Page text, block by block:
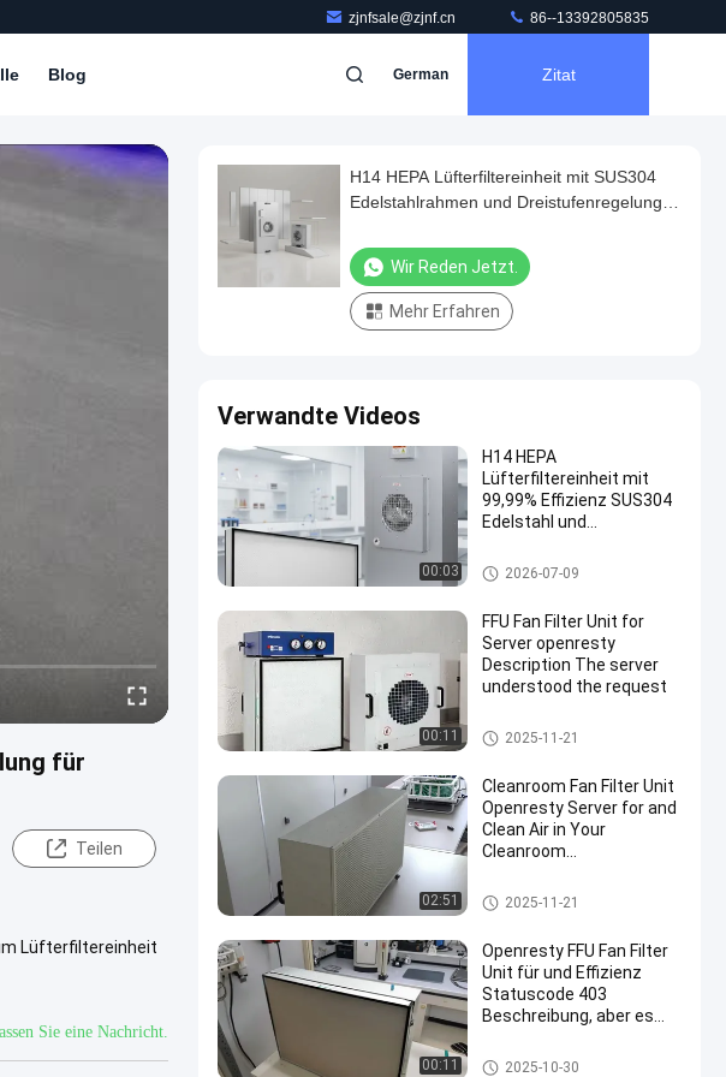
zjnfsale@zjnf.cn 86--13392805835
Blog German Zitat
für
Teilen
Lüfterfiltereinheit
Sie eine Nachricht.
H14 HEPA Lüfterfiltereinheit mit SUS304
Edelstahlrahmen und Dreistufenregelung
Wir Reden Jetzt.
Mehr Erfahren
Verwandte Videos
00:03
H14 HEPA
Lüfterfiltereinheit mit
99,99% Effizienz SUS304
Edelstahl und
Reinräume
FFU-Fan-Filtrationseinheit
2026-07-09
00:11
FFU Fan Filter Unit for
Server openresty
Description The server
understood the request
FFU-Fan-Filtrationseinheit
2025-11-21
02:51
Cleanroom Fan Filter Unit
Openresty Server for and
Clean Air in Your
Cleanroom
FFU-Fan-Filtrationseinheit
2025-11-21
00:11
Openresty FFU Fan Filter
Unit für und Effizienz
Statuscode 403
Beschreibung, aber es
erfüllen
FFU-Fan-Filtrationseinheit
2025-10-30